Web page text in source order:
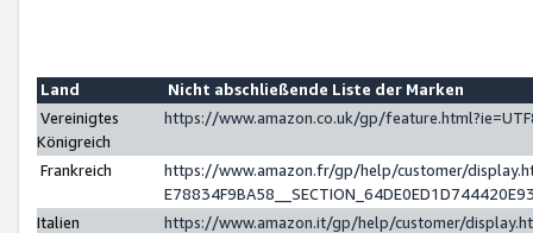
Land
Nicht abschließende Liste der Marken
Vereinigtes
Königreich
https://www.amazon.co.uk/gp/
Frankreich
https://www.amazon.fr/gp/help/customer/
Italien
https://www.amazon.it/gp/help/customer/